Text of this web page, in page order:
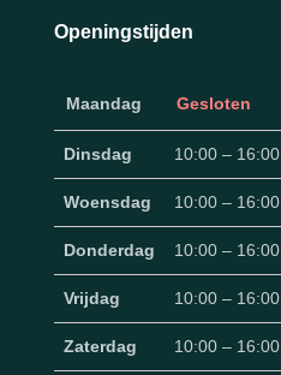
Openingstijden
Maandag Gesloten
Dinsdag 10:00 – 16:00
Woensdag 10:00 – 16:00
Donderdag 10:00 – 16:00
Vrijdag 10:00 – 16:00
Zaterdag 10:00 – 16:00